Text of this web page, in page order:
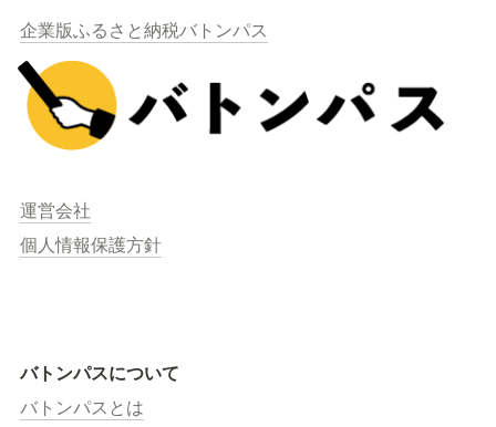
企業版ふるさと納税バトンパス
運営会社
個人情報保護方針
バトンパスについて
バトンパスとは